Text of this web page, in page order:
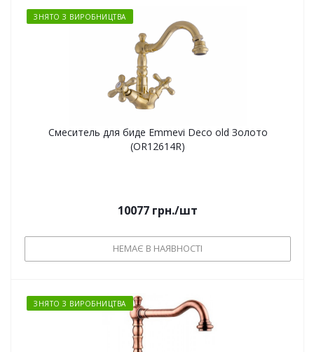
ЗНЯТО З ВИРОБНИЦТВА
Смеситель для биде Emmevi Deco old Золото
(OR12614R)
10077 грн./шт
НЕМАЄ В НАЯВНОСТІ
ЗНЯТО З ВИРОБНИЦТВА